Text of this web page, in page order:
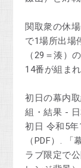
関取衆の休
で1場所出場
（29＝湊）
14番が組まれ
初日の幕内
組・結果 -
初日 令和5
（PDF）.
ラブ限定で